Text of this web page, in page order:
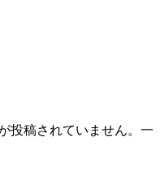
投稿されていません。一